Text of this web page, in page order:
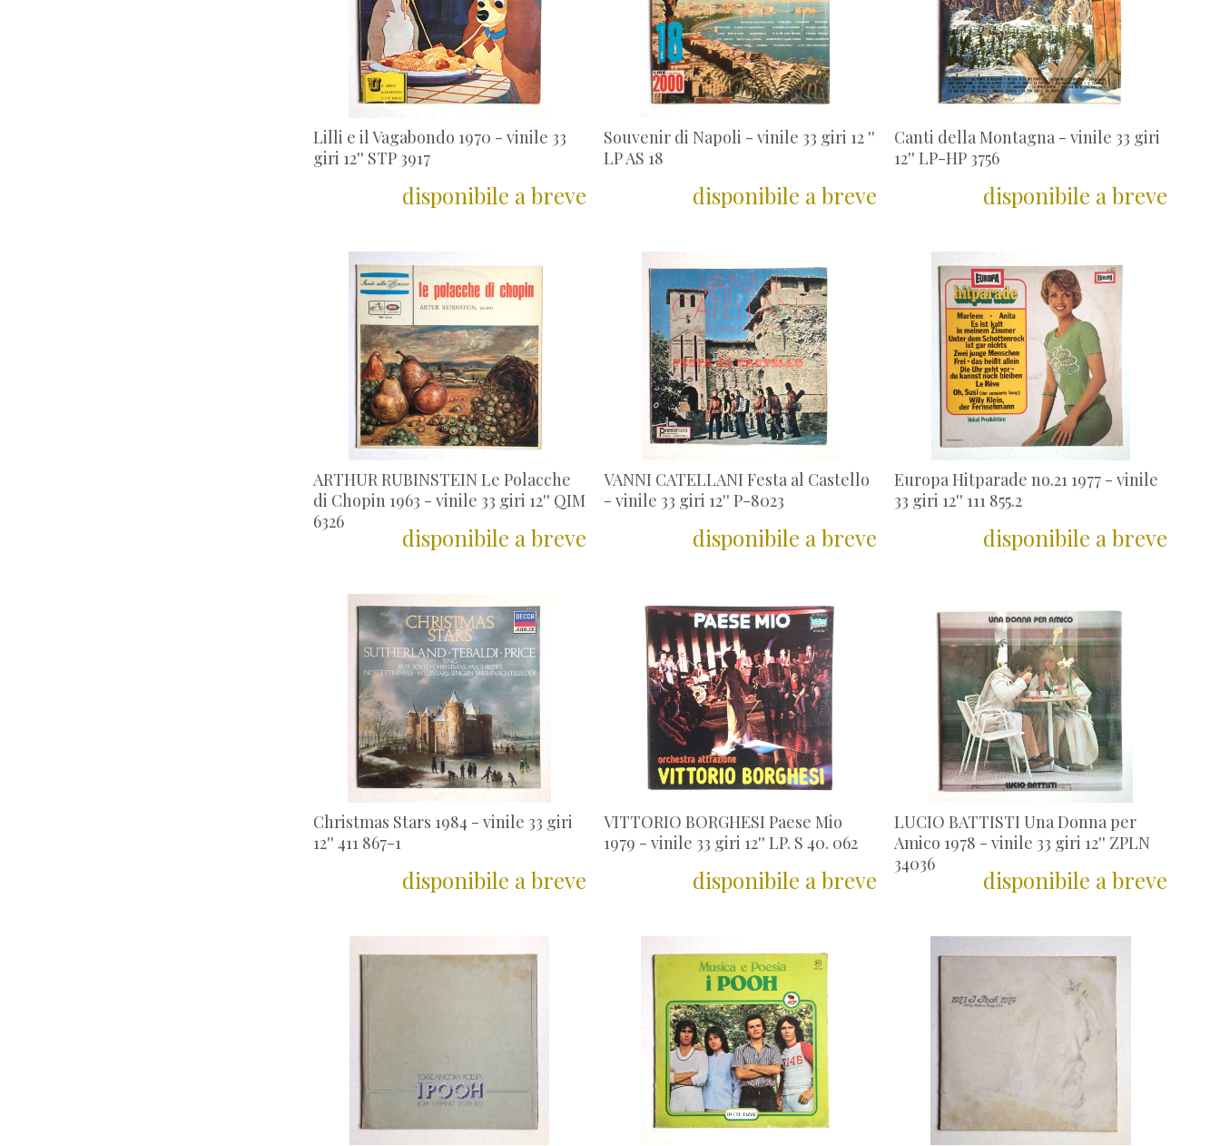
Lilli e il Vagabondo 1970 - vinile 33
giri 12'' STP 3917
disponibile a breve
Souvenir di Napoli - vinile 33 giri 12 ''
LP AS 18
disponibile a breve
Canti della Montagna - vinile 33 giri
12'' LP-HP 3756
disponibile a breve
ARTHUR RUBINSTEIN Le Polacche
di Chopin 1963 - vinile 33 giri 12'' QIM
6326
disponibile a breve
VANNI CATELLANI Festa al Castello
- vinile 33 giri 12'' P-8023
disponibile a breve
Europa Hitparade no.21 1977 - vinile
33 giri 12'' 111 855.2
disponibile a breve
Christmas Stars 1984 - vinile 33 giri
12'' 411 867-1
disponibile a breve
VITTORIO BORGHESI Paese Mio
1979 - vinile 33 giri 12'' LP. S 40. 062
disponibile a breve
LUCIO BATTISTI Una Donna per
Amico 1978 - vinile 33 giri 12'' ZPLN
34036
disponibile a breve